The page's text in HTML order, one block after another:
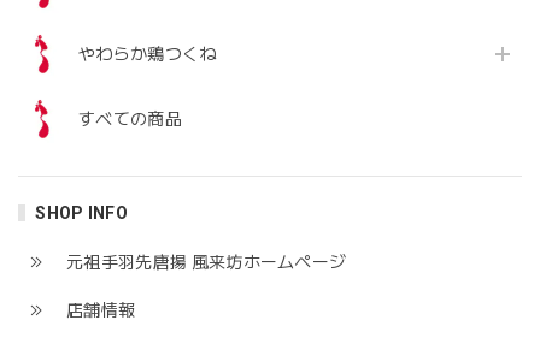
やわらか鶏つくね
すべての商品
SHOP INFO
元祖手羽先唐揚 風来坊ホームぺージ
店舗情報